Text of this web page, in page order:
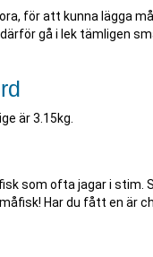
för att kunna lägga
gå i lek tämligen
är 3.15kg.
som ofta jagar i stim.
Har du fått en är